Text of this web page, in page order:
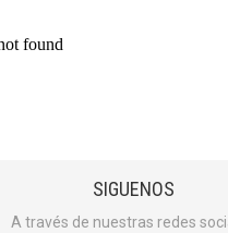
SIGUENOS
A través de nuestras redes